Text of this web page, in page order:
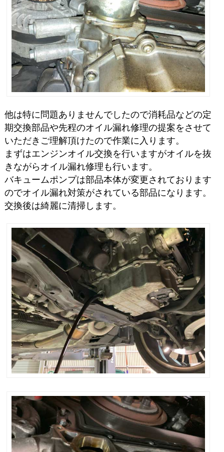
他は特に問題ありませんでしたので消耗品などの定
期交換部品や先程のオイル漏れ修理の提案をさせて
いただきご理解頂けたので作業に入ります。
まずはエンジンオイル交換を行いますがオイルを抜
きながらオイル漏れ修理も行います。
バキュームポンプは部品本体が変更されております
のでオイル漏れ対策がされている部品になります。
交換後は綺麗に清掃します。